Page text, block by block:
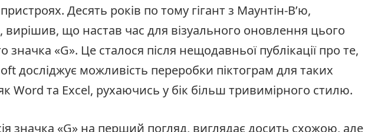
Десять років по тому гігант з Маунтін-В’ю,
вирішив, що настав час для візуального оновлення цього
значка «G». Це сталося після нещодавньої публікації про те,
досліджує можливість переробки піктограм для таких
Word та Excel, рухаючись у бік більш тривимірного стилю.
значка «G» на перший погляд, виглядає досить схожою, але